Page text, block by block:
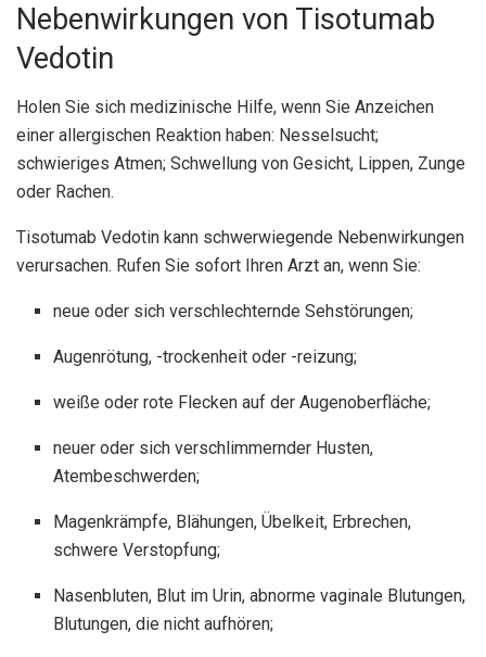
Nebenwirkungen von Tisotumab
Vedotin
Holen Sie sich medizinische Hilfe, wenn Sie Anzeichen
einer allergischen Reaktion haben: Nesselsucht;
schwieriges Atmen; Schwellung von Gesicht, Lippen, Zunge
oder Rachen.
Tisotumab Vedotin kann schwerwiegende Nebenwirkungen
verursachen. Rufen Sie sofort Ihren Arzt an, wenn Sie:
neue oder sich verschlechternde Sehstörungen;
Augenrötung, -trockenheit oder -reizung;
weiße oder rote Flecken auf der Augenoberfläche;
neuer oder sich verschlimmernder Husten,
Atembeschwerden;
Magenkrämpfe, Blähungen, Übelkeit, Erbrechen,
schwere Verstopfung;
Nasenbluten, Blut im Urin, abnorme vaginale Blutungen,
Blutungen, die nicht aufhören;